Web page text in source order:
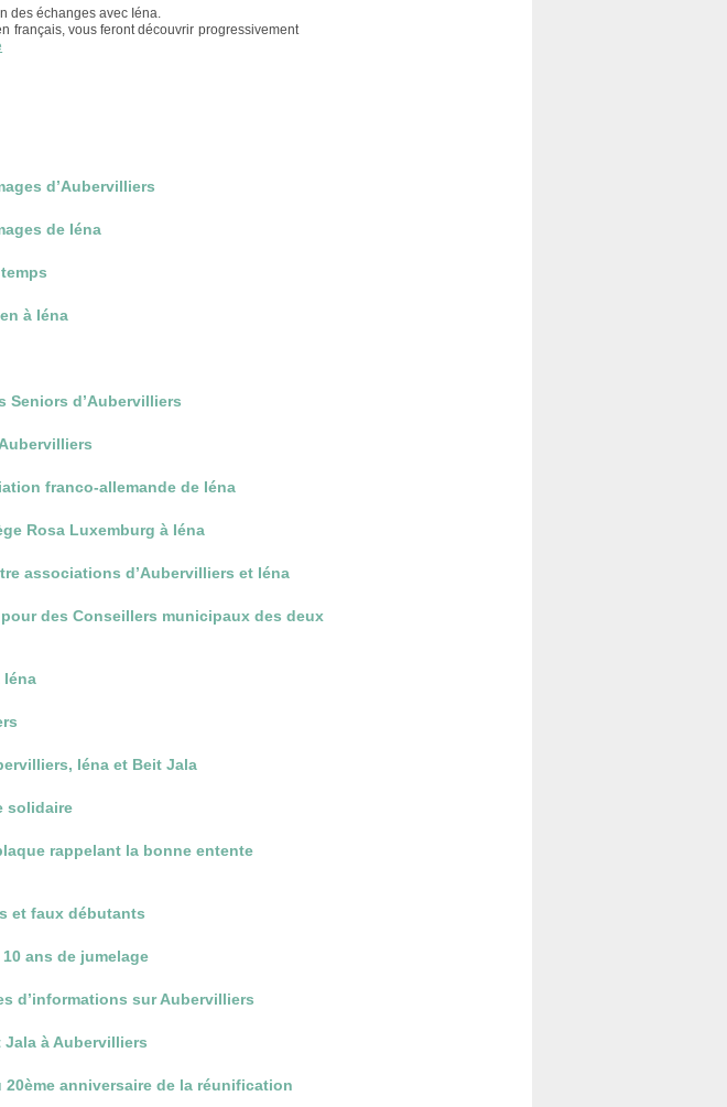
des échanges avec Iéna.
français, vous feront découvrir progressivement
d’Aubervilliers
de Iéna
à Iéna
Seniors d’Aubervilliers
franco-allemande de Iéna
Rosa Luxemburg à Iéna
associations d’Aubervilliers et Iéna
des Conseillers municipaux des deux
Iéna
Iéna et Beit Jala
solidaire
rappelant la bonne entente
et faux débutants
ans de jumelage
d’informations sur Aubervilliers
Jala à Aubervilliers
anniversaire de la réunification